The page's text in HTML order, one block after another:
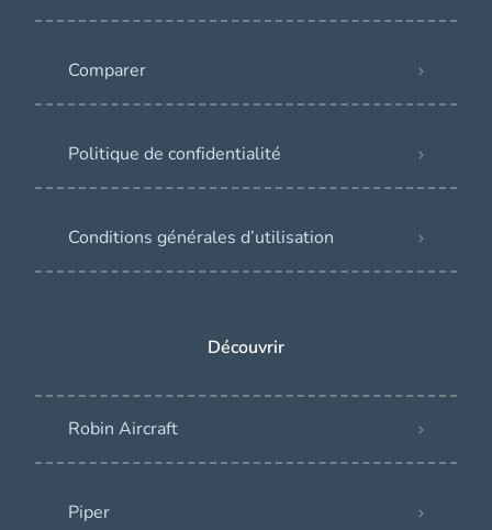
Comparer
Politique de confidentialité
Conditions générales d’utilisation
Découvrir
Robin Aircraft
Piper